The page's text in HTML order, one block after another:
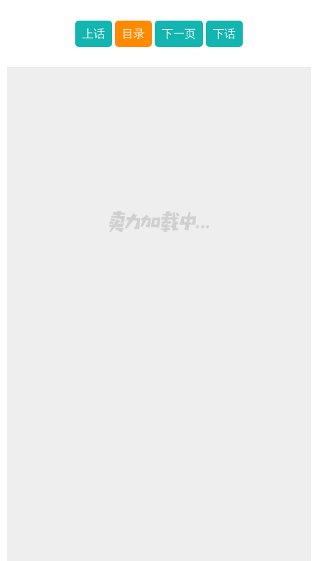
上话 目录 下一页 下话